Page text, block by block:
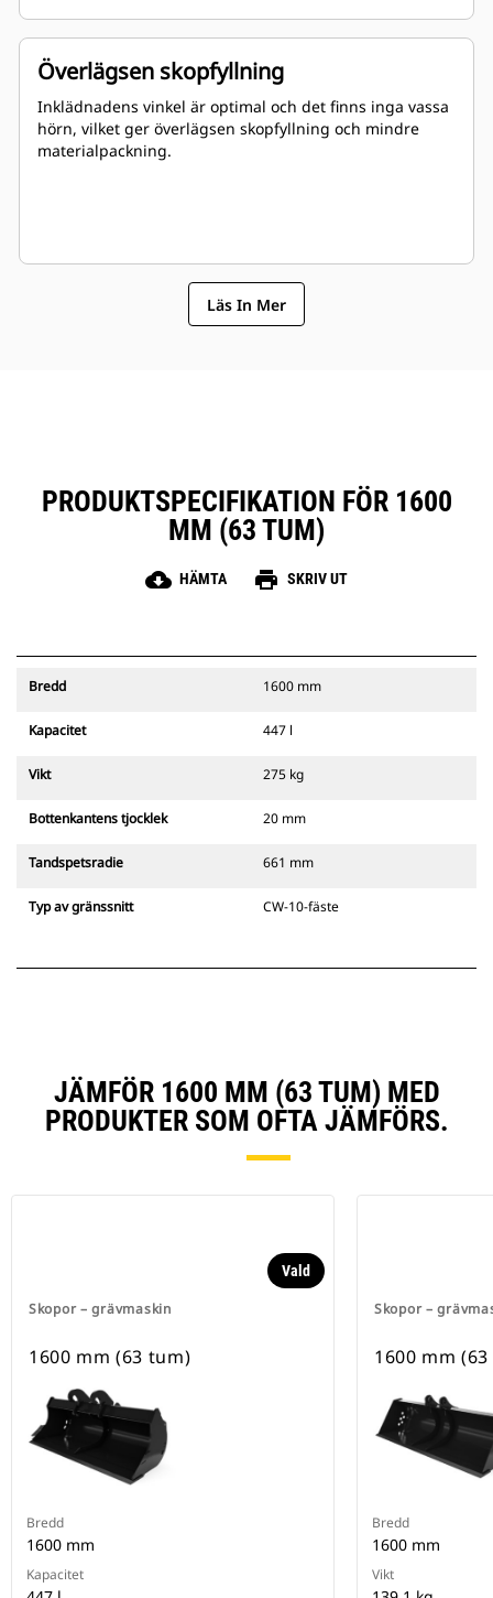
Överlägsen skopfyllning
Inklädnadens vinkel är optimal och det finns inga vassa
hörn, vilket ger överlägsen skopfyllning och mindre
materialpackning.
Läs In Mer
PRODUKTSPECIFIKATION FÖR 1600
MM (63 TUM)
cloud_download HÄMTA print SKRIV UT
Bredd 1600 mm
Kapacitet 447 l
Vikt 275 kg
Bottenkantens tjocklek 20 mm
Tandspetsradie 661 mm
Typ av gränssnitt CW-10-fäste
JÄMFÖR 1600 MM (63 TUM) MED
PRODUKTER SOM OFTA JÄMFÖRS.
Skopor – grävmaskin
Vald
1600 mm (63 tum)
Bredd
1600 mm
Kapacitet
Skopor –
1600 mm
Bredd
1600 mm
Vikt